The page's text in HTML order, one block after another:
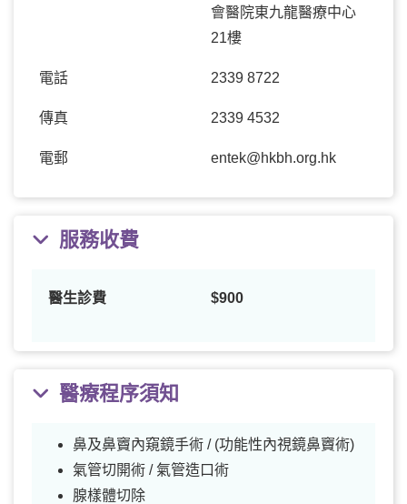
會醫院東九龍醫療中心
21樓
電話 2339 8722
傳真 2339 4532
電郵 entek@hkbh.org.hk
服務收費
醫生診費 $900
醫療程序須知
鼻及鼻竇內窺鏡手術 / (功能性內視鏡鼻竇術)
氣管切開術 / 氣管造口術
腺樣體切除